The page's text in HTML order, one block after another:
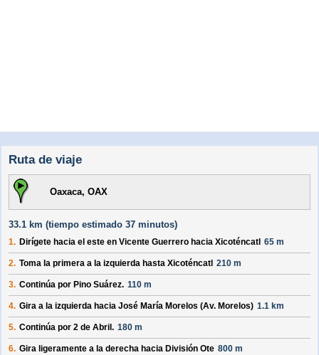
Ruta de viaje
Oaxaca, OAX
33.1 km (tiempo estimado 37 minutos)
1. Dirígete hacia el este en Vicente Guerrero hacia Xicoténcatl 65 m
2. Toma la primera a la izquierda hasta Xicoténcatl 210 m
3. Continúa por Pino Suárez. 110 m
4. Gira a la izquierda hacia José María Morelos (Av. Morelos) 1.1 km
5. Continúa por 2 de Abril . 180 m
6. Gira ligeramente a la derecha hacia División Ote 800 m